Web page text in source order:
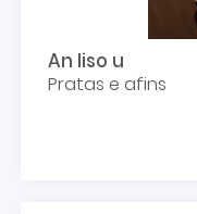
An liso u
Pratas e afins